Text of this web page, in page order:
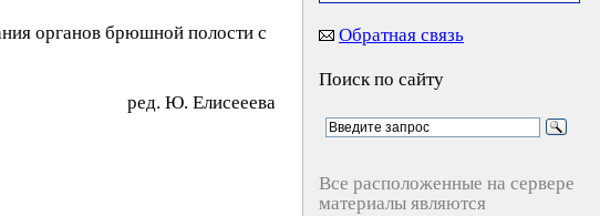
органов брюшной полости с
ред. Ю. Eлиcеeевa
Обратная связь
Поиск по сайту
Все расположенные на сервере
материалы являются